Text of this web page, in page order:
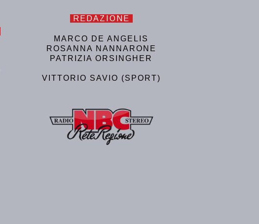
REDAZIONE
MARCO DE ANGELIS
ROSANNA NANNARONE
PATRIZIA ORSINGHER
VITTORIO SAVIO (SPORT)